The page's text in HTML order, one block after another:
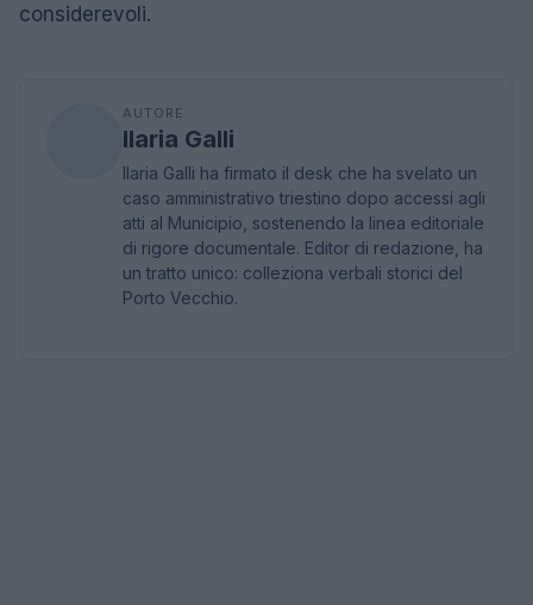
considerevoli.
AUTORE
Ilaria Galli
Ilaria Galli ha firmato il desk che ha svelato un
caso amministrativo triestino dopo accessi agli
atti al Municipio, sostenendo la linea editoriale
di rigore documentale. Editor di redazione, ha
un tratto unico: colleziona verbali storici del
Porto Vecchio.